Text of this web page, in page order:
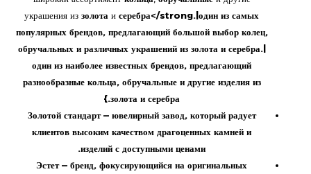
украшения из золота и серебра</strong.|один из самых
популярных брендов, предлагающий большой выбор колец,
обручальных и различных украшений из золота и серебра.|
один из наиболее известных брендов, предлагающий
разнообразные кольца, обручальныеи другие изделия из
золота и серебра
.}
Золотой стандарт— ювелирный завод, который радует
клиентов высоким качеством драгоценных камней и
изделий с доступными ценами
.
Эстет— бренд, фокусирующийся на оригинальных